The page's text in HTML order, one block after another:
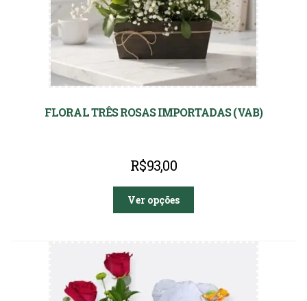
FLORAL TRÊS ROSAS IMPORTADAS (VAB)
R$93,00
Ver opções